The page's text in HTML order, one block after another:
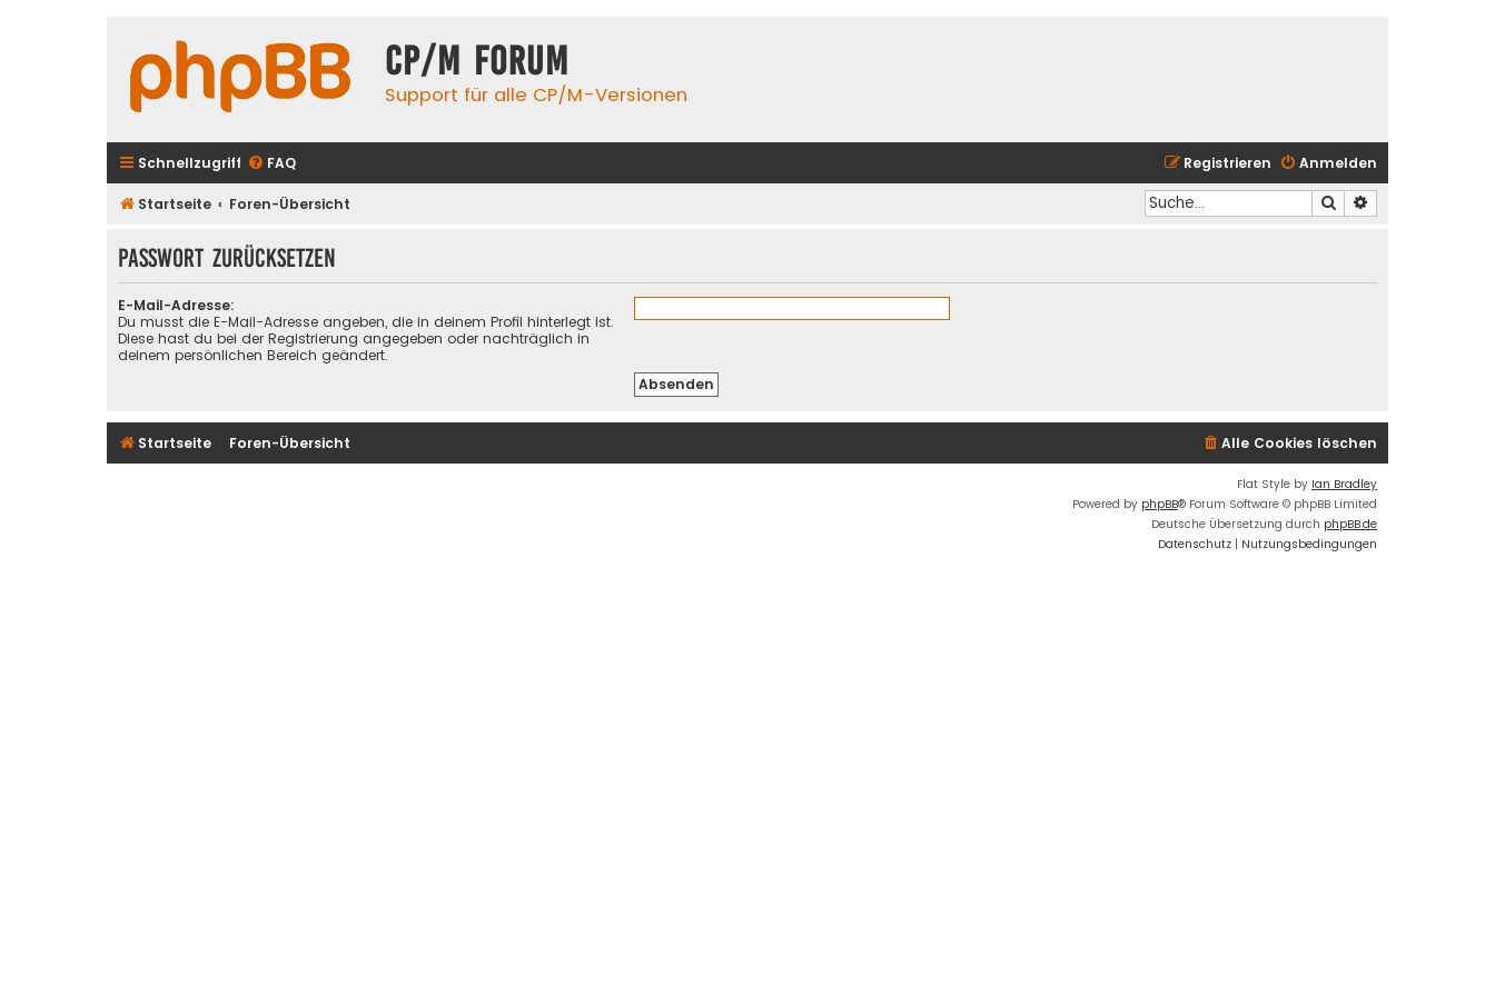
CP/M Forum
Support für alle CP/M-Versionen
Schnellzugriff FAQ Anmelden
Registrieren
Startseite Foren-Übersicht Suche
Passwort zurücksetzen
E-Mail-Adresse:
Du musst die E-Mail-Adresse angeben, die in deinem Profil hinterlegt ist.
Diese hast du bei der Registrierung angegeben oder nachträglich in
deinem persönlichen Bereich geändert.
Startseite Foren-Übersicht Alle Cookies löschen
Flat Style by Ian Bradley
Powered by phpBB® Forum Software © phpBB Limited
Deutsche Übersetzung durch phpBB.de
Datenschutz | Nutzungsbedingungen